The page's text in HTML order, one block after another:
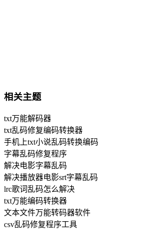
相关主题
txt万能解码器
txt乱码修复编码转换器
手机上txt小说乱码转换编码
字幕乱码修复程序
解决电影字幕乱码
解决播放器电影srt字幕乱码
lrc歌词乱码怎么解决
txt万能编码转换器
文本文件万能转码器软件
csv乱码修复程序工具